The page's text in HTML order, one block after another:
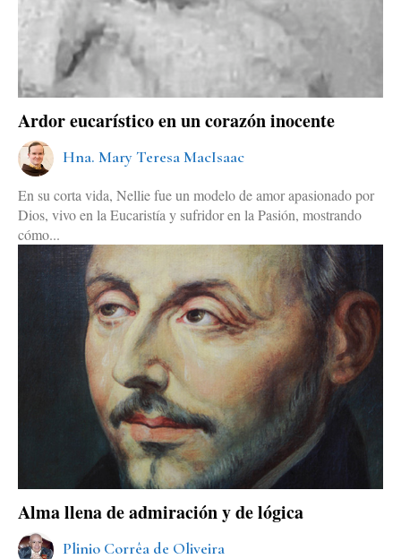
Ardor eucarístico en un corazón inocente
Hna. Mary Teresa MacIsaac
En su corta vida, Nellie fue un modelo de amor apasionado por
Dios, vivo en la Eucaristía y sufridor en la Pasión, mostrando
cómo...
Alma llena de admiración y de lógica
Plinio Corrêa de Oliveira